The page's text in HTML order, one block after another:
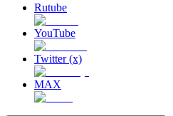
Rutube
YouTube
Twitter (x)
MAX